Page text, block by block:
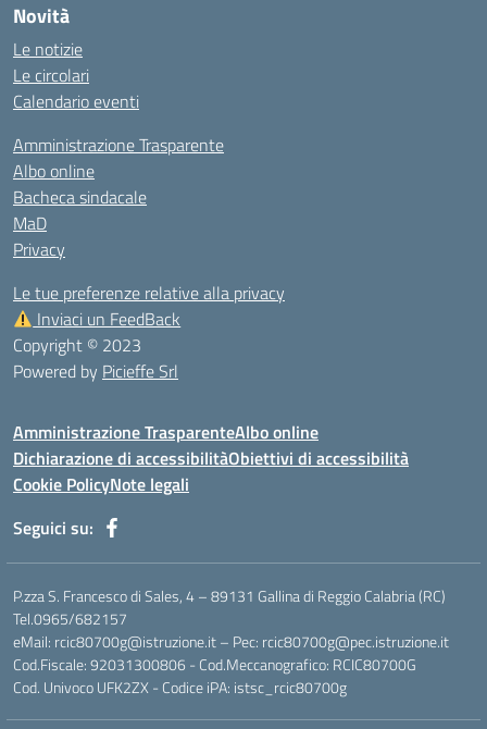
Novità
Le notizie
Le circolari
Calendario eventi
Amministrazione Trasparente
Albo online
Bacheca sindacale
MaD
Privacy
Le tue preferenze relative alla privacy
Inviaci un FeedBack
Copyright © 2023
Powered by Picieffe Srl
Amministrazione TrasparenteAlbo online
Dichiarazione di accessibilitàObiettivi di accessibilità
Cookie PolicyNote legali
Seguici su:
P.zza S. Francesco di Sales, 4 – 89131 Gallina di Reggio Calabria (RC)
Tel.0965/682157
eMail: rcic80700g@istruzione.it – Pec: rcic80700g@pec.istruzione.it
Cod.Fiscale: 92031300806 - Cod.Meccanografico: RCIC80700G
Cod. Univoco UFK2ZX - Codice iPA: istsc_rcic80700g